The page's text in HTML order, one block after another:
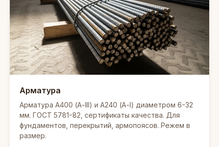
Арматура
Арматура А400 (А-III) и А240 (А-I) диаметром 6-32
мм. ГОСТ 5781-82, сертификаты качества. Для
фундаментов, перекрытий, армопоясов. Режем в
размер.